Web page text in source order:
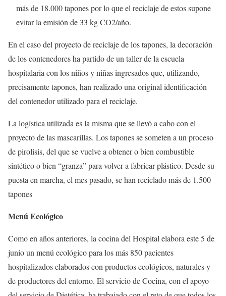
más de 18.000 tapones por lo que el reciclaje de estos supone
evitar la emisión de 33 kg CO2/año.
En el caso del proyecto de reciclaje de los tapones, la decoración
de los contenedores ha partido de un taller de la escuela
hospitalaria con los niños y niñas ingresados que, utilizando,
precisamente tapones, han realizado una original identificación
del contenedor utilizado para el reciclaje.
La logística utilizada es la misma que se llevó a cabo con el
proyecto de las mascarillas. Los tapones se someten a un proceso
de pirolisis, del que se vuelve a obtener o bien combustible
sintético o bien “granza” para volver a fabricar plástico. Desde su
puesta en marcha, el mes pasado, se han reciclado más de 1.500
tapones
Menú Ecológico
Como en años anteriores, la cocina del Hospital elabora este 5 de
junio un menú ecológico para los más 850 pacientes
hospitalizados elaborados con productos ecológicos, naturales y
de productores del entorno. El servicio de Cocina, con el apoyo